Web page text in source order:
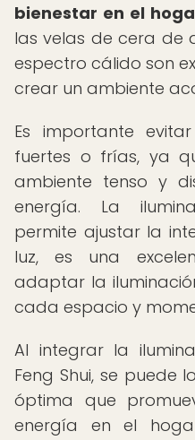
bienestar en el
las velas de cera de
espectro cálido son
crear un ambiente
Es importante
fuertes o frías, ya
ambiente tenso y
energía. La
permite ajustar la
luz, es una
adaptar la
cada espacio y
Al integrar la
Feng Shui, se puede
óptima que
energía en el